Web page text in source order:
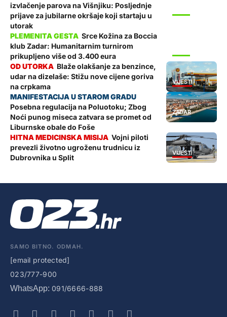
izvlačenje parova na Višnjiku: Posljednje
prijave za jubilarne okršaje koji startaju u
utorak
Srce Kožina za Boccia
klub Zadar: Humanitarnim turnirom
prikupljeno više od 3.400 eura
VIJESTI
Blaže olakšanje za benzince,
udar na dizelaše: Stižu nove cijene goriva
na crpkama
ZADAR
Posebna regulacija na Poluotoku; Zbog
Noći punog miseca zatvara se promet od
Liburnske obale do Foše
VIJESTI
Vojni piloti
prevezli životno ugroženu trudnicu iz
Dubrovnika u Split
SAMO BITNO. ODMAH.
[email protected]
023/777-900
WhatsApp: 091/6666-888